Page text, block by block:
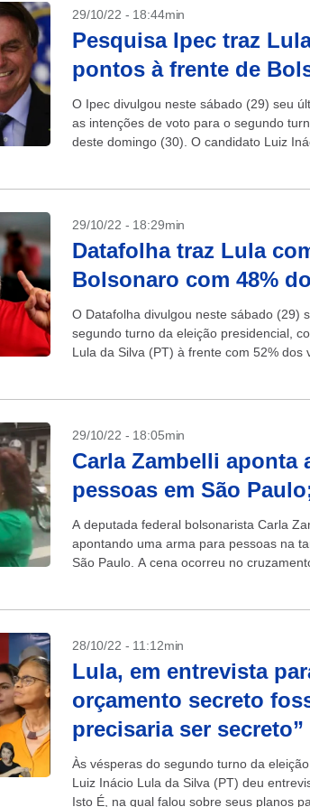
29/10/22 - 18:44min
Pesquisa Ipec traz
pontos à frente de
O Ipec divulgou neste sábado (29) seu
as intenções de voto para o segundo
deste domingo (30). O candidato Luiz
29/10/22 - 18:29min
Datafolha traz Lula
Bolsonaro com 48%
O Datafolha divulgou neste sábado (29)
segundo turno da eleição presidencial,
Lula da Silva (PT) à frente com 52% dos
29/10/22 - 18:05min
Carla Zambelli aponta
pessoas em São
A deputada federal bolsonarista Carla
apontando uma arma para pessoas na
São Paulo. A cena ocorreu no
28/10/22 - 11:12min
Lula, em entrevista
orçamento secreto
precisaria ser secreto”
Às vésperas do segundo turno da
Luiz Inácio Lula da Silva (PT) deu
Isto É, na qual falou sobre seus planos